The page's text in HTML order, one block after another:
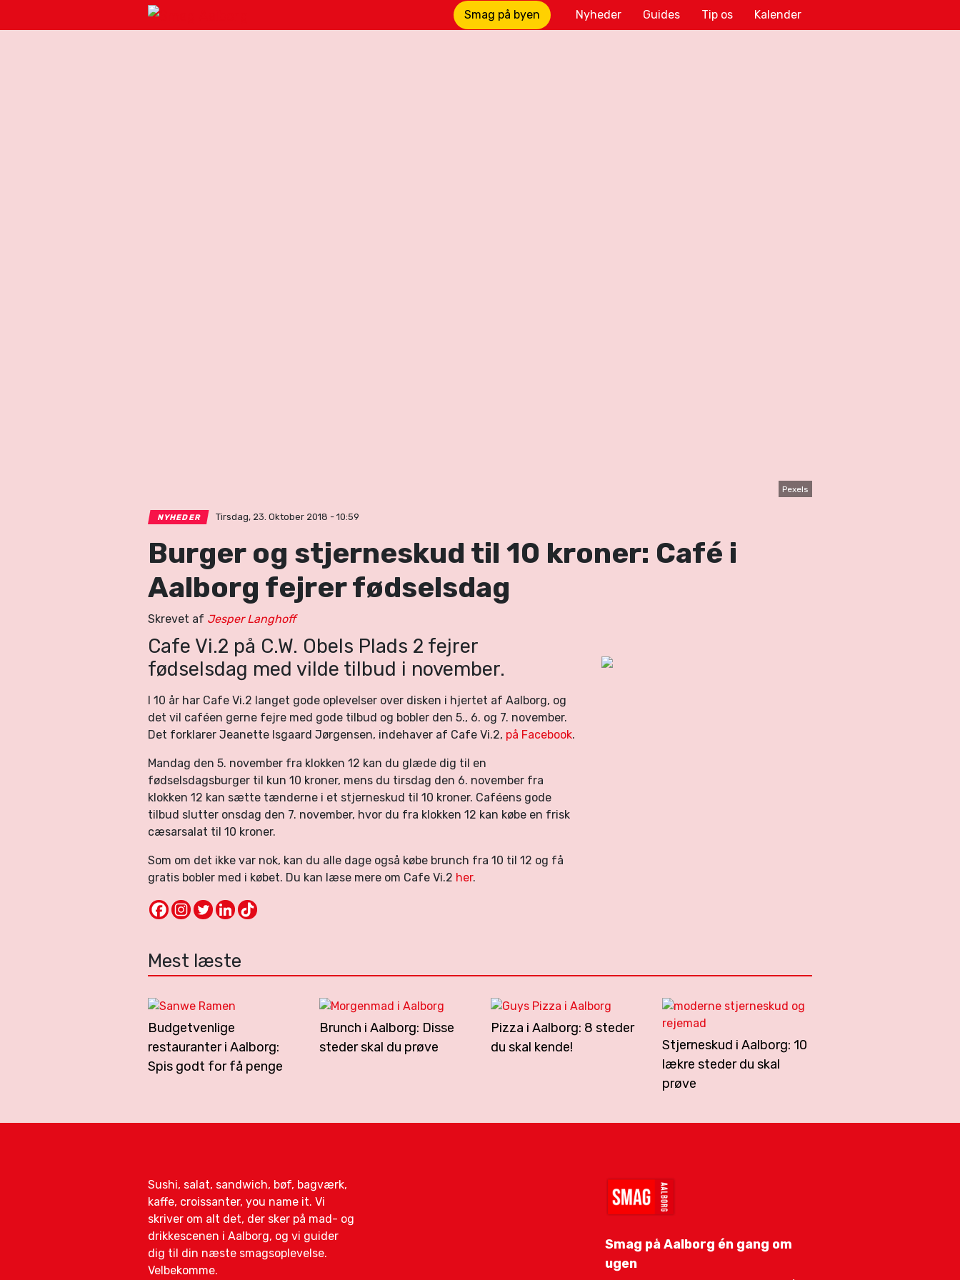
Smag på byen Nyheder Guides Tip os Kalender
Pexels
NYHEDER Tirsdag, 23. Oktober 2018 - 10:59
Burger og stjerneskud til 10 kroner: Café i
Aalborg fejrer fødselsdag
Skrevet af Jesper Langhoff
Cafe Vi.2 på C.W. Obels Plads 2 fejrer
fødselsdag med vilde tilbud i november.
I 10 år har Cafe Vi.2 langet gode oplevelser over disken i hjertet af Aalborg, og
det vil caféen gerne fejre med gode tilbud og bobler den 5., 6. og 7. november.
Det forklarer Jeanette Isgaard Jørgensen, indehaver af Cafe Vi.2, på Facebook.
Mandag den 5. november fra klokken 12 kan du glæde dig til en
fødselsdagsburger til kun 10 kroner, mens du tirsdag den 6. november fra
klokken 12 kan sætte tænderne i et stjerneskud til 10 kroner. Caféens gode
tilbud slutter onsdag den 7. november, hvor du fra klokken 12 kan købe en frisk
cæsarsalat til 10 kroner.
Som om det ikke var nok, kan du alle dage også købe brunch fra 10 til 12 og få
gratis bobler med i købet. Du kan læse mere om Cafe Vi.2 her.
Mest læste
Budgetvenlige
restauranter i Aalborg:
Spis godt for få penge
Brunch i Aalborg: Disse
steder skal du prøve
Pizza i Aalborg: 8 steder
du skal kende!
Stjerneskud i Aalborg: 10
lækre steder du skal
prøve
Sushi, salat, sandwich, bøf, bagværk,
kaffe, croissanter, you name it. Vi
skriver om alt det, der sker på mad- og
drikkescenen i Aalborg, og vi guider
dig til din næste smagsoplevelse.
Velbekomme.
Smag på Aalborg én gang om
ugen